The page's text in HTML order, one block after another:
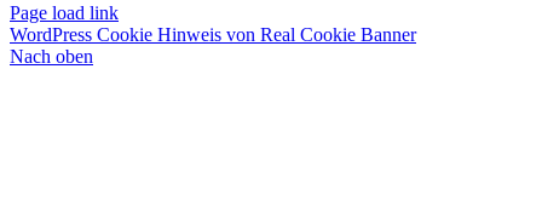
Page load link
WordPress Cookie Hinweis von Real Cookie Banner
Nach oben